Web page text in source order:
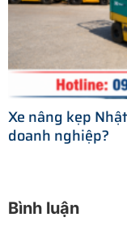
Xe nâng kẹp
doanh nghiệp?
Bình luận